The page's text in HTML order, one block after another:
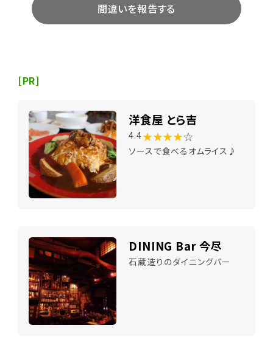
間違いを報告する
[PR]
洋食屋 とら吉
4.4★★★★☆
ソースで食べるオムライス♪
DINING Bar 今尽
石蔵造りのダイニングバー